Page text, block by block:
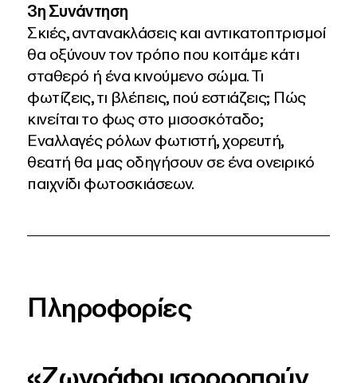
3η Συνάντηση
Σκιές, αντανακλάσεις και αντικατοπτρισμοί
θα οξύνουν τον τρόπο που κοιτάμε κάτι
σταθερό ή ένα κινούμενο σώμα. Τι
φωτίζεις, τι βλέπεις, πού εστιάζεις; Πώς
κινείται το φως στο μισοσκόταδο;
Εναλλαγές ρόλων φωτιστή, χορευτή,
θεατή θα μας οδηγήσουν σε ένα ονειρικό
παιχνίδι φωτοσκιάσεων.
Πληροφορίες